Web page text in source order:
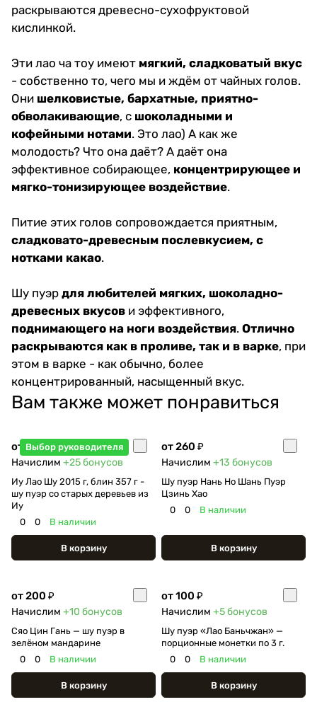
раскрываются древесно-сухофруктовой
кислинкой.
Эти лао ча тоу имеют мягкий, сладковатый вкус
- собственно то, чего мы и ждём от чайных голов.
Они шелковистые, бархатные, приятно-
обволакивающие, с шоколадными и
кофейными нотами. Это лао) А как же
молодость? Что она даёт? А даёт она
эффективное собирающее, концентрирующее и
мягко-тонизирующее воздействие.
Питие этих голов сопровождается приятным,
сладковато-древесным послевкусием, с
нотками какао.
Шу пуэр для любителей мягких, шоколадно-
древесных вкусов и эффективного,
поднимающего на ноги воздействия. Отлично
раскрываются как в проливе, так и в варке, при
этом в варке - как обычно, более
концентрированный, насыщенный вкус.
Вам также может понравиться
Выбор руководителя
от 500 ₽
Начислим +25бонусов
Иу Лао Шу 2015 г, блин 357 г -
шу пуэр со старых деревьев из
Иу
0
0 В наличии
В корзину
от 260 ₽
Начислим +13 бонусов
Шу пуэр Нань Но Шань Пуэр
Цзинь Хао
0
0 В наличии
В корзину
от 200 ₽
Начислим +10 бонусов
Сяо Цин Гань — шу пуэр в
зелёном мандарине
0
0 В наличии
В корзину
от 100 ₽
Начислим +5бонусов
Шу пуэр «Лао Баньчжан» —
порционные монетки по 3 г.
0
0 В наличии
В корзину